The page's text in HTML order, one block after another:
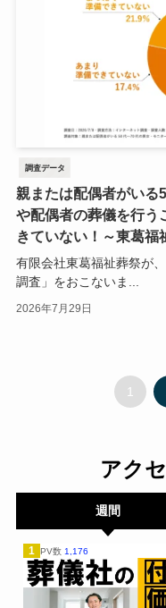
調査データ
親または配偶者がいる
や配偶者の葬儀を行う
きていない！～東葛福
有限会社東葛福祉葬祭が
調査」をおこないま...
2026年7月29日
1
アク
週間
1 PV数 1,176